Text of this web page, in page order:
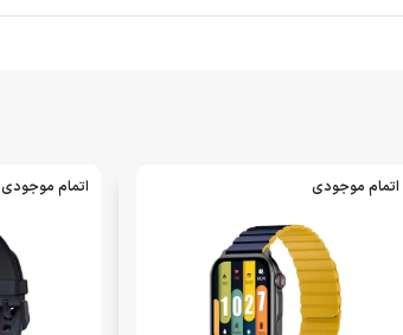
اتمام موجودی اتمام موجودی